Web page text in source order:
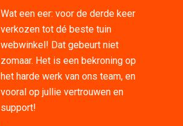
Wat een eer: voor de derde keer
verkozen tot dé beste tuin
webwinkel! Dat gebeurt niet
zomaar. Het is een bekroning op
het harde werk van ons team, en
vooral op jullie vertrouwen en
support!